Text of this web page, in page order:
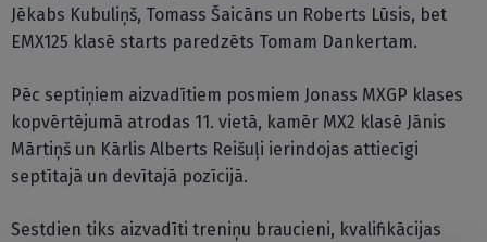
Jēkabs Kubuliņš, Tomass Šaicāns un Roberts Lūsis, bet
EMX125 klasē starts paredzēts Tomam Dankertam.
Pēc septiņiem aizvadītiem posmiem Jonass MXGP klases
kopvērtējumā atrodas 11. vietā, kamēr MX2 klasē Jānis
Mārtiņš un Kārlis Alberts Reišuļi ierindojas attiecīgi
septītajā un devītajā pozīcijā.
Sestdien tiks aizvadīti treniņu braucieni, kvalifikācijas